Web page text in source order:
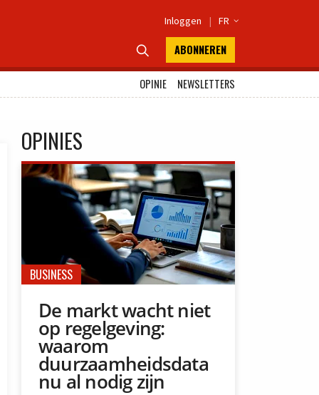
Inloggen | FR 
 ABONNEREN
OPINIE
NEWSLETTERS
OPINIES
BUSINESS
De markt wacht niet
op regelgeving:
waarom
duurzaamheidsdata
nu al nodig zijn